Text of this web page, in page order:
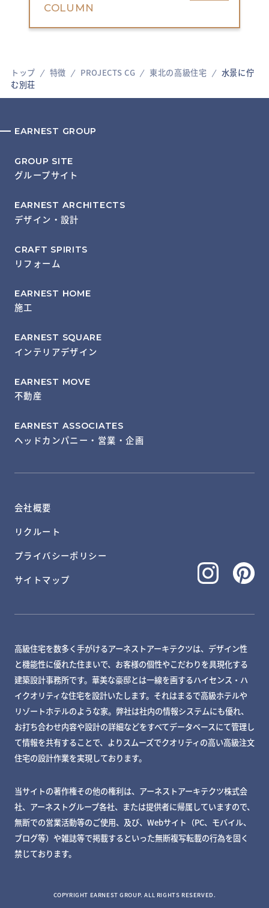
トップ 特徴 PROJECTS CG 東北の高級住宅
水景に佇
む別荘
COLUMN
EARNEST GROUP
GROUP SITE
グループサイト
EARNEST ARCHITECTS
デザイン・設計
CRAFT SPIRITS
リフォーム
EARNEST HOME
施工
EARNEST SQUARE
インテリアデザイン
EARNEST MOVE
不動産
EARNEST ASSOCIATES
ヘッドカンパニー・営業・企画
会社概要
リクルート
プライバシーポリシー
サイトマップ
高級住宅を数多く手がけるアーネストアーキテクツは、デザイン性
と機能性に優れた住まいで、お客様の個性やこだわりを具現化する
建築設計事務所です。華美な豪邸とは一線を画するハイセンス・ハ
イクオリティな住宅を設計いたします。それはまるで高級ホテルや
リゾートホテルのような家。弊社は社内の情報システムにも優れ、
お打ち合わせ内容や設計の詳細などをすべてデータベースにて管理し
て情報を共有することで、よりスムーズでクオリティの高い高級注文
住宅の設計作業を実現しております。
当サイトの著作権その他の権利は、アーネストアーキテクツ株式会
社、アーネストグループ各社、または提供者に帰属していますので、
無断での営業活動等のご使用、及び、Webサイト（PC、モバイル、
ブログ等）や雑誌等で掲載するといった無断複写転載の行為を固く
禁じております。
COPYRIGHT EARNEST GROUP. ALL RIGHTS RESERVED.